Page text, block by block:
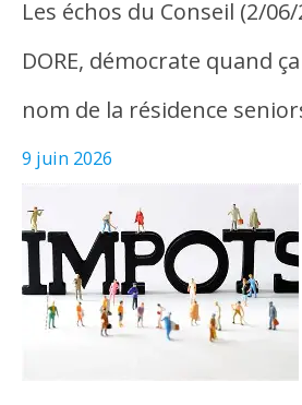
Les échos du Conseil (2/
DORE, démocrate quand
nom de la résidence
9 juin 2026